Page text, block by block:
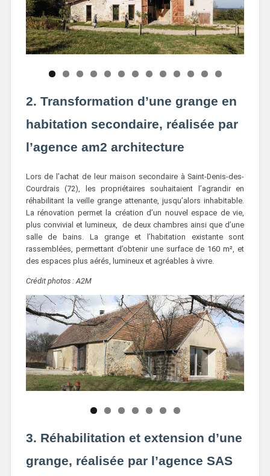
2. Transformation d’une grange en
habitation secondaire, réalisée par
l’agence am2 architecture
Lors de l’achat de leur maison secondaire à Saint-Denis-des-
Courdrais (72), les propriétaires souhaitaient l’agrandir en
réhabilitant la veille grange attenante, jusqu’alors inhabitable.
La rénovation permet la création d’un nouvel espace de vie,
plus convivial et lumineux, de deux chambres ainsi que d’une
salle de bains. La grange et l’habitation existante sont
rassemblées, permettant d’obtenir une surface de 160 m², et
des espaces plus aérés, lumineux et agréables à vivre.
Crédit photos : A2M
3. Réhabilitation et extension d’une
grange, réalisée par l’agence SAS